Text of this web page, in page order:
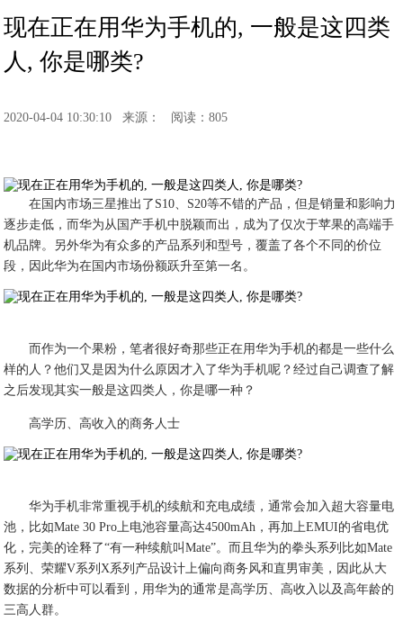
现在正在用华为手机的, 一般是这四类
人, 你是哪类?
2020-04-04 10:30:10 来源： 阅读：805
在国内市场三星推出了S10、S20等不错的产品，但是销量和影响力
逐步走低，而华为从国产手机中脱颖而出，成为了仅次于苹果的高端手
机品牌。另外华为有众多的产品系列和型号，覆盖了各个不同的价位
段，因此华为在国内市场份额跃升至第一名。
而作为一个果粉，笔者很好奇那些正在用华为手机的都是一些什么
样的人？他们又是因为什么原因才入了华为手机呢？经过自己调查了解
之后发现其实一般是这四类人，你是哪一种？
高学历、高收入的商务人士
华为手机非常重视手机的续航和充电成绩，通常会加入超大容量电
池，比如Mate 30 Pro上电池容量高达4500mAh，再加上EMUI的省电优
化，完美的诠释了“有一种续航叫Mate”。而且华为的拳头系列比如Mate
系列、荣耀V系列X系列产品设计上偏向商务风和直男审美，因此从大
数据的分析中可以看到，用华为的通常是高学历、高收入以及高年龄的
三高人群。